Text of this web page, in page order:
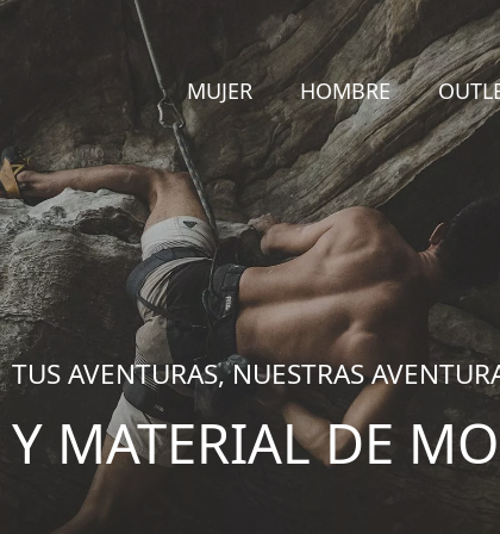
MUJER HOMBRE
TUS AVENTURAS, NUESTRAS
MATERIAL DE